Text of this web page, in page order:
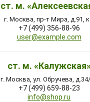
ст. м.
г. Москва, пр-т Мира, д.91,
+7 (499) 356-88-96
user@example.com
ст. м.
г. Москва, ул. Обручева,
+7 (499) 659-88-23
info@shop.ru